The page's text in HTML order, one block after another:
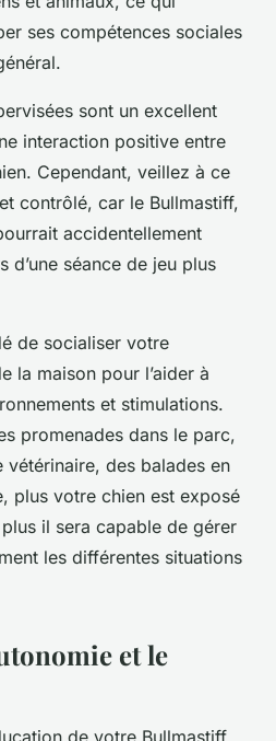
ses compétences sociales
sont un excellent
interaction positive entre
Cependant, veillez à ce
contrôlé, car le Bullmastiff,
accidentellement
d’une séance de jeu plus
de socialiser votre
la maison pour l’aider à
et stimulations.
promenades dans le parc,
des balades en
plus votre chien est exposé
il sera capable de gérer
les différentes situations
et le
de votre Bullmastiff